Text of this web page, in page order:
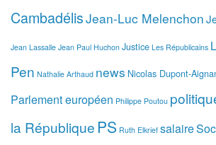
CambadélisJean-Luc Melenchon
Jean Lassalle Jean Paul Huchon Justice Les Républicains
Pen Nathalie Arthaud news Nicolas Dupont-
Parlement européen Philippe Poutou
la République PS Ruth Elkrief salaire